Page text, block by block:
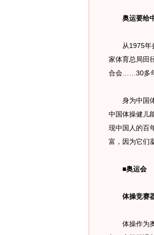
奥运要给
从1975年参
家体育总局田
合会……30多
身为中国体
中国体操健儿
现中国人的百
富，因为它们
■奥运会
体操竞赛器
体操作为奥